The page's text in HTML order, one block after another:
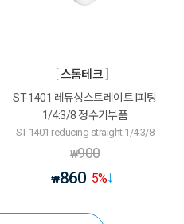
스톰테크
ST-1401 레듀싱스트레이트 I피팅
1/4:3/8 정수기부품
ST-1401 reducing straight 1/4:3/8
₩900
₩860 5%